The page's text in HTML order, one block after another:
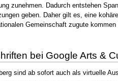
zunehmen. Dadurch entstehen
geben. Daher gilt es, eine
Gemeinschaft zugute
bei Google Arts &
sind ab sofort auch als virtuelle